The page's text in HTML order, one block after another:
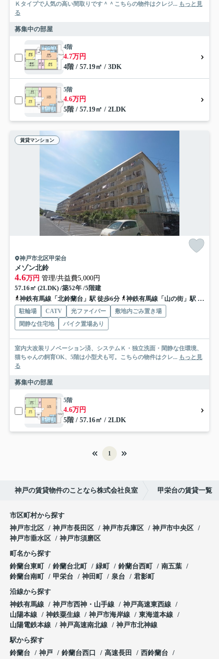
Ｋタイプで人気の高い間取りです＾＾こちらの物件はクレジ... もっと見
る
募集中の部屋
4階
4.7万円
4階 / 57.19㎡ / 3DK
5階
4.6万円
5階 / 57.19㎡ / 2LDK
賃貸マンション
神戸市北区甲栄台
メゾン北鈴
4.6万円 管理/共益費5,000円
57.16㎡ (2LDK) /築52年 /5階建
神鉄有馬線「北鈴蘭台」駅 徒歩6分
神鉄有馬線「山の街」駅 徒歩6分
駐輪場 CATV 光ファイバー
敷地内ごみ置き場
閑静な住宅地
バイク置場あり
室内大改装リノベーション済、システムＫ・独立洗面・閑静な住環境、
猫ちゃんの飼育OK、5階は小型犬も可。こちらの物件はクレ... もっと見
る
募集中の部屋
5階
4.6万円
5階 / 57.16㎡ / 2LDK
1
神戸の賃貸物件のことなら株式会社良室 甲栄台の賃貸一覧
市区町村から探す
神戸市北区
神戸市長田区 神戸市兵庫区
神戸市中央区
神戸市垂水区
神戸市須磨区
町名から探す
鈴蘭台東町
鈴蘭台北町 緑町 鈴蘭台西町
南五葉
鈴蘭台南町
甲栄台 神田町 泉台 君影町
沿線から探す
神鉄有馬線
神戸市西神・山手線
神戸高速東西線
山陽本線
神鉄粟生線 神戸市海岸線
東海道本線
山陽電鉄本線
神戸高速南北線 神戸市北神線
駅から探す
鈴蘭台
神戸 鈴蘭台西口 高速長田
西鈴蘭台